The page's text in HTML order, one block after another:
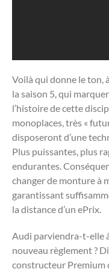
Voilà qui donne le ton,
la saison 5, qui
l’histoire de cette
monoplaces, très «
disposeront d’une
Plus puissantes, plus
endurantes.
changer de monture à
garantissant
la distance d’un ePrix.
Audi parviendra-t-elle
nouveau règlement ?
constructeur Premium